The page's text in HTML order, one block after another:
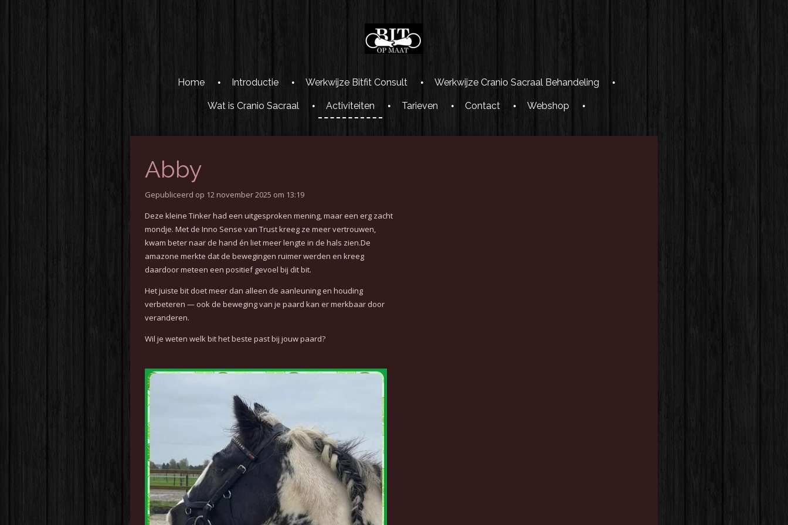
Home Introductie Werkwijze Bitfit Consult Werkwijze Cranio Sacraal Behandeling
Wat is Cranio Sacraal Activiteiten Tarieven Contact Webshop
Abby
Gepubliceerd op 12 november 2025 om 13:19
Deze kleine Tinker had een uitgesproken mening, maar een erg zacht
mondje. Met de Inno Sense van Trust kreeg ze meer vertrouwen,
kwam beter naar de hand én liet meerlengte in de hals zien.De
amazone merkte dat de bewegingen ruimer werden en kreeg
daardoor meteen een positief gevoel bij dit bit.
Het juiste bit doet meer dan alleen de aanleuning en houding
verbeteren — ook de beweging van je paard kan er merkbaar door
veranderen.
Wil je weten welk bit het beste past bij jouw paard?